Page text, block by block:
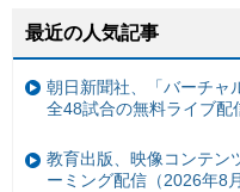
最近の人気記事
朝日新聞社、「バーチャ
全48試合の無料ライブ配
教育出版、映像コンテン
ーミング配信（2026年8